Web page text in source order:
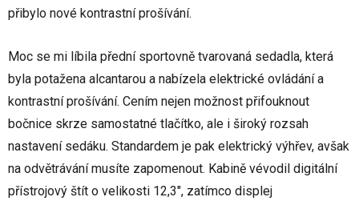
přibylo nové kontrastní prošívání.
Moc se mi líbila přední sportovně tvarovaná sedadla, která
byla potažena alcantarou a nabízela elektrické ovládání a
kontrastní prošívání. Cením nejen možnost přifouknout
bočnice skrze samostatné tlačítko, ale i široký rozsah
nastavení sedáku. Standardem je pak elektrický výhřev, avšak
na odvětrávání musíte zapomenout. Kabině vévodil digitální
přístrojový štít o velikosti 12,3", zatímco displej